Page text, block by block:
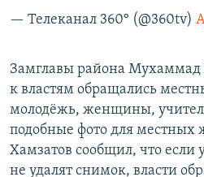
— Телеканал 360° (@360tv)
Замглавы района Мухаммад
к властям обращались
молодёжь, женщины,
подобные фото для
Хамзатов сообщил, что если
не удалят снимок, власти